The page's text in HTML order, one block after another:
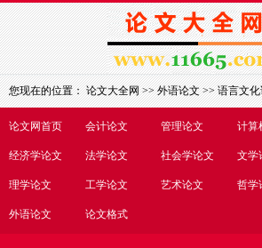
论文网首页 会计论文 管理论文 计算
经济学论文 法学论文 社会学论文 文学
理学论文 工学论文 艺术论文 哲学
外语论文 论文格式
您现在的位置：论文大全网>>外语论文>>语言文